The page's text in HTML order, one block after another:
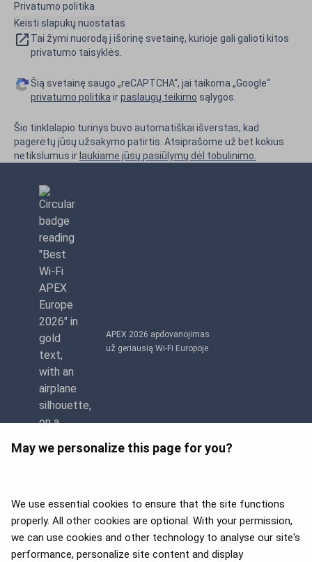
May we personalize this page for you?
We use essential cookies to ensure that the site functions
properly. All other cookies are optional. With your permission,
we can use cookies and other technology to analyse our site's
performance, personalize site content and display
Privatumo politika
Keisti slapukų nuostatas
Tai žymi nuorodą į išorinę svetainę, kurioje gali galioti kitos
privatumo taisyklės.
Šią svetainę saugo „reCAPTCHA“, jai taikoma „Google“
privatumo politika irpaslaugų teikimo sąlygos.
Šio tinklalapio turinys buvo automatiškai išverstas, kad
pagerėtų jūsų užsakymo patirtis. Atsiprašome už bet kokius
netikslumus ir laukiame jūsų pasiūlymų dėl tobulinimo.
APEX 2026 apdovanojimas
už geriausią Wi-Fi Europoje
APEX 2026 Five Star Major
Airline Award